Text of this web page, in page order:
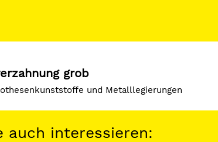
grob
und Metalllegierungen
auch interessieren: